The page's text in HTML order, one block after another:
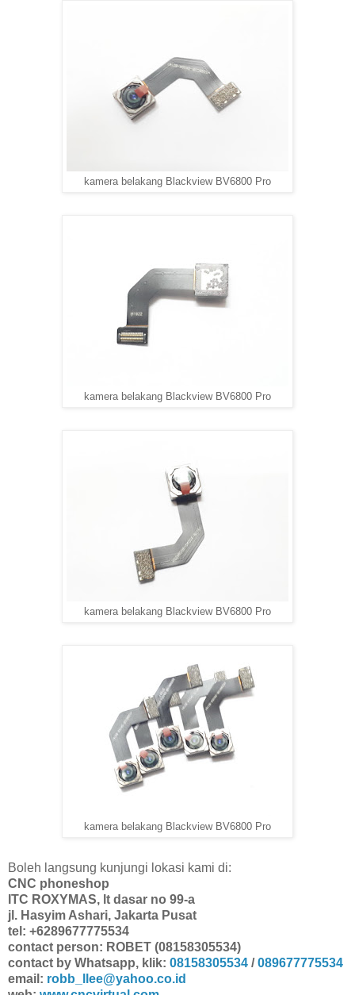
kamera belakang Blackview BV6800 Pro
kamera belakang Blackview BV6800 Pro
kamera belakang Blackview BV6800 Pro
kamera belakang Blackview BV6800 Pro
Boleh langsung kunjungi lokasi kami di:
CNC phoneshop
ITC ROXYMAS, lt dasar no 99-a
jl. Hasyim Ashari, Jakarta Pusat
tel: +6289677775534
contact person: ROBET (08158305534)
contact by Whatsapp, klik: 08158305534 /089677775534
email: robb_llee@yahoo.co.id